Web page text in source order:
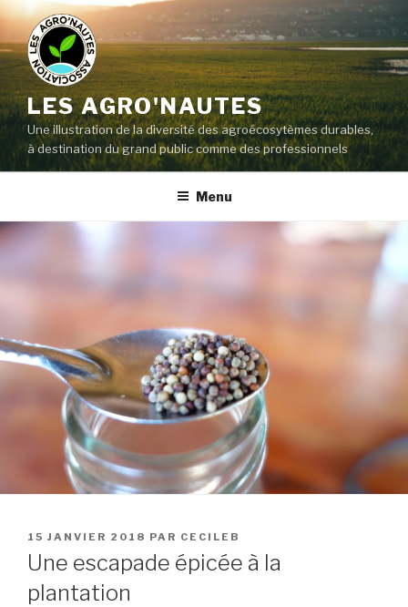
LES AGRO'NAUTES
Une illustration de la diversité des agroécosytèmes durables,
à destination du grand public comme des professionnels
Menu
15 JANVIER 2018 PAR CECILEB
Une escapade épicée à la
plantation